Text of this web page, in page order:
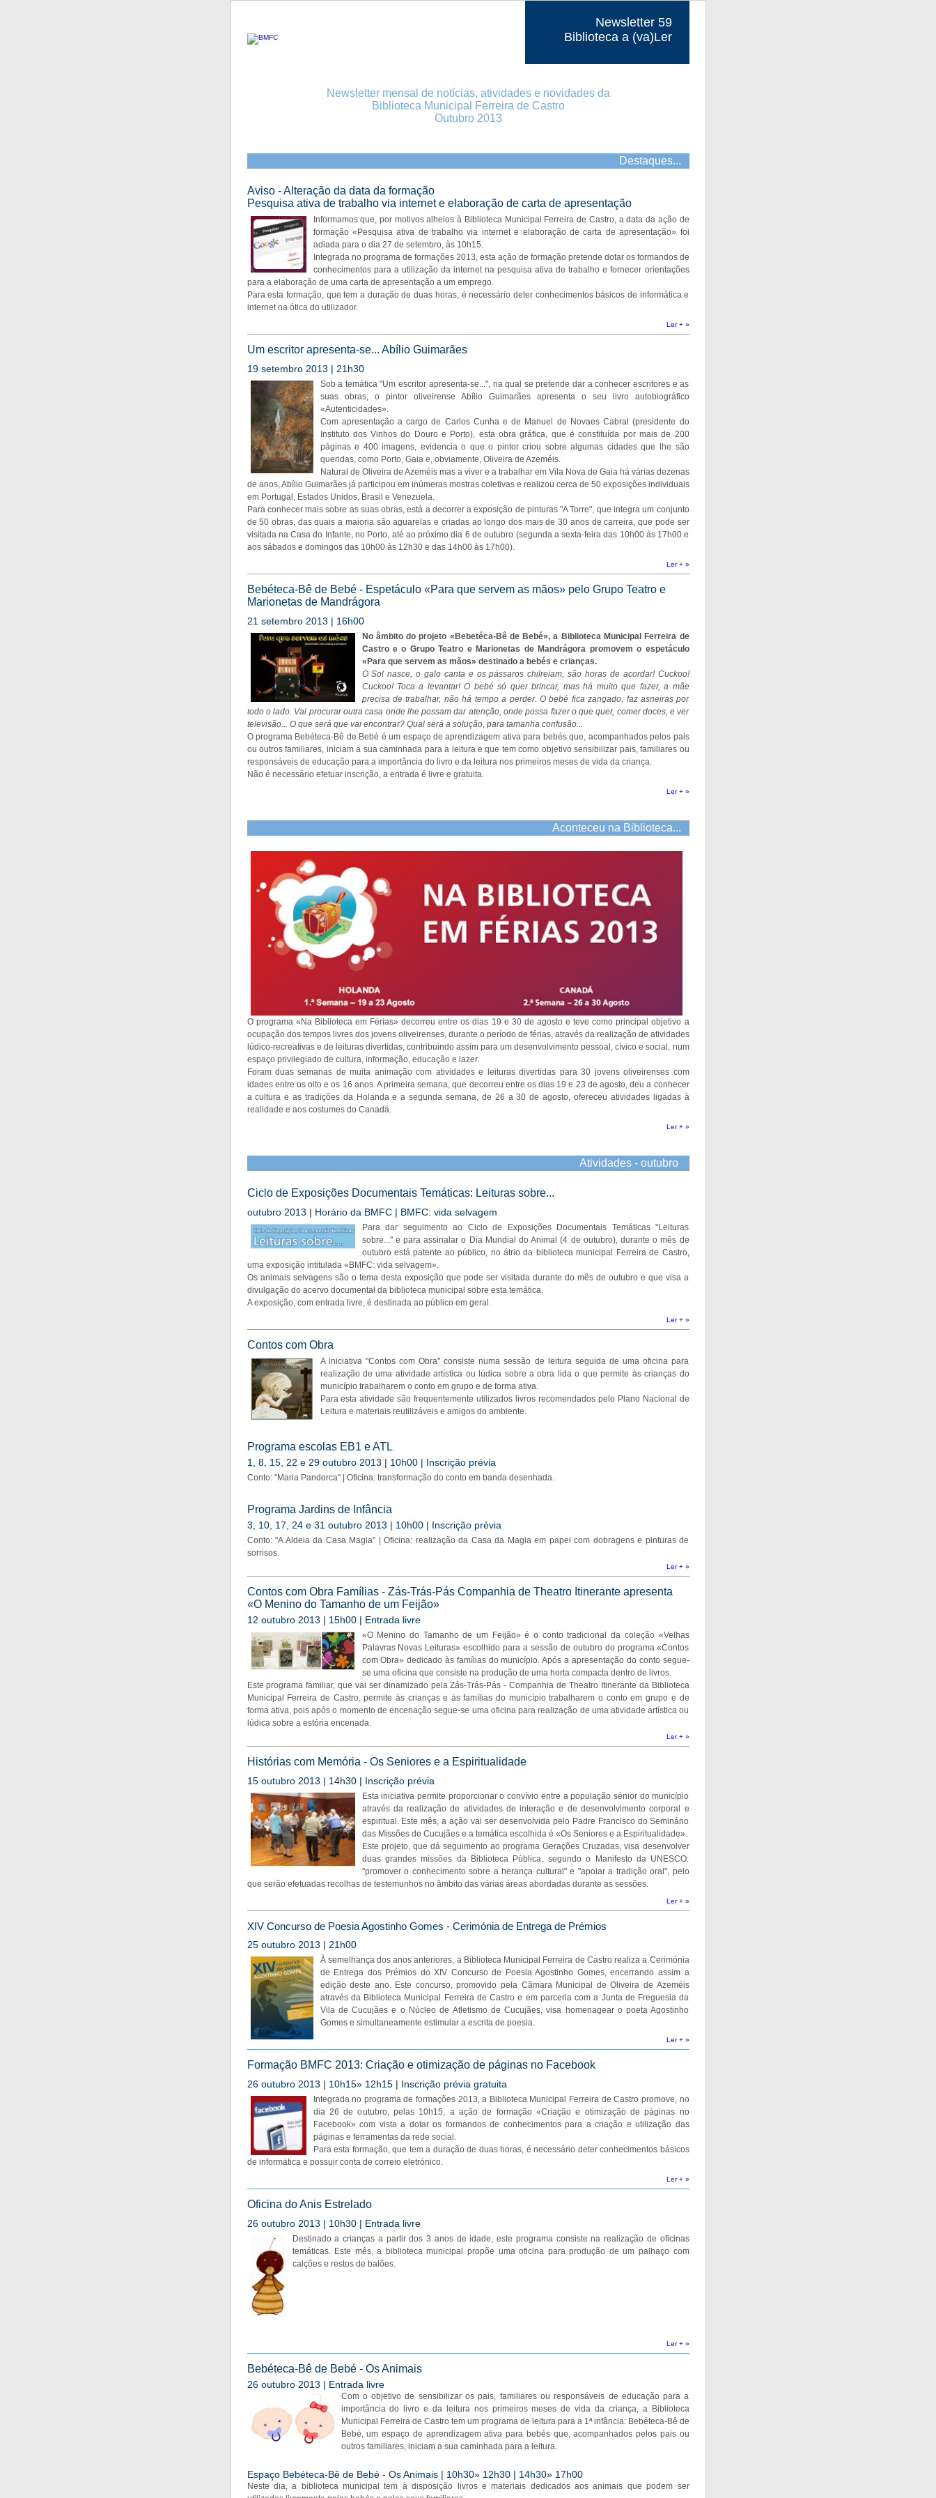
Newsletter 59
Biblioteca a (va)Ler
Newsletter mensal de notícias, atividades e novidades da
Biblioteca Municipal Ferreira de Castro
Outubro 2013
Destaques...
Aviso - Alteração da data da formação
Pesquisa ativa de trabalho via internet e elaboração de carta de apresentação
Informamos que, por motivos alheios à Biblioteca Municipal Ferreira de Castro, a data da ação de
formação «Pesquisa ativa de trabalho via internet e elaboração de carta de apresentação» foi
adiada para o dia 27 de setembro, às 10h15.
Integrada no programa de formações 2013, esta ação de formação pretende dotar os formandos de
conhecimentos para a utilização da internet na pesquisa ativa de trabalho e fornecer orientações
para a elaboração de uma carta de apresentação a um emprego.
Para esta formação, que tem a duração de duas horas, é necessário deter conhecimentos básicos de informática e
internet na ótica do utilizador.
Ler + »
Um escritor apresenta-se... Abílio Guimarães
19 setembro 2013 | 21h30
Sob a temática "Um escritor apresenta-se...", na qual se pretende dar a conhecer escritores e as
suas obras, o pintor oliveirense Abílio Guimarães apresenta o seu livro autobiográfico
«Autenticidades».
Com apresentação a cargo de Carlos Cunha e de Manuel de Novaes Cabral (presidente do
Instituto dos Vinhos do Douro e Porto), esta obra gráfica, que é constituída por mais de 200
páginas e 400 imagens, evidencia o que o pintor criou sobre algumas cidades que lhe são
queridas, como Porto, Gaia e, obviamente, Oliveira de Azeméis.
Natural de Oliveira de Azeméis mas a viver e a trabalhar em Vila Nova de Gaia há várias dezenas
de anos, Abílio Guimarães já participou em inúmeras mostras coletivas e realizou cerca de 50 exposições individuais
em Portugal, Estados Unidos, Brasil e Venezuela.
Para conhecer mais sobre as suas obras, está a decorrer a exposição de pinturas "A Torre", que integra um conjunto
de 50 obras, das quais a maioria são aguarelas e criadas ao longo dos mais de 30 anos de carreira, que pode ser
visitada na Casa do Infante, no Porto, até ao próximo dia 6 de outubro (segunda a sexta-feira das 10h00 às 17h00 e
aos sábados e domingos das 10h00 às 12h30 e das 14h00 às 17h00).
Ler + »
Bebéteca-Bê de Bebé - Espetáculo «Para que servem as mãos» pelo Grupo Teatro e
Marionetas de Mandrágora
21 setembro 2013 | 16h00
No âmbito do projeto «Bebetéca-Bê de Bebé», a Biblioteca Municipal Ferreira de
Castro e o Grupo Teatro e Marionetas de Mandrágora promovem o espetáculo
«Para que servem as mãos» destinado a bebés e crianças.
O Sol nasce, o galo canta e os pássaros chilreiam, são horas de acordar! Cuckoo!
Cuckoo! Toca a levantar! O bebé só quer brincar, mas há muito que fazer, a mãe
precisa de trabalhar, não há tempo a perder. O bebé fica zangado, faz asneiras por
todo o lado. Vai procurar outra casa onde lhe possam dar atenção, onde possa fazer o que quer, comer doces, e ver
televisão... O que será que vai encontrar? Qual será a solução, para tamanha confusão...
O programa Bebéteca-Bê de Bebé é um espaço de aprendizagem ativa para bebés que, acompanhados pelos pais
ou outros familiares, iniciam a sua caminhada para a leitura e que tem como objetivo sensibilizar pais, familiares ou
responsáveis de educação para a importância do livro e da leitura nos primeiros meses de vida da criança.
Não é necessário efetuar inscrição, a entrada é livre e gratuita.
Ler + »
Aconteceu na Biblioteca...
O programa «Na Biblioteca em Férias» decorreu entre os dias 19 e 30 de agosto e teve como principal objetivo a
ocupação dos tempos livres dos jovens oliveirenses, durante o período de férias, através da realização de atividades
lúdico-recreativas e de leituras divertidas, contribuindo assim para um desenvolvimento pessoal, cívico e social, num
espaço privilegiado de cultura, informação, educação e lazer.
Foram duas semanas de muita animação com atividades e leituras divertidas para 30 jovens oliveirenses com
idades entre os oito e os 16 anos. A primeira semana, que decorreu entre os dias 19 e 23 de agosto, deu a conhecer
a cultura e as tradições da Holanda e a segunda semana, de 26 a 30 de agosto, ofereceu atividades ligadas à
realidade e aos costumes do Canadá.
Ler + »
Atividades - outubro
Ciclo de Exposições Documentais Temáticas: Leituras sobre...
outubro 2013 | Horário da BMFC | BMFC: vida selvagem
Para dar seguimento ao Ciclo de Exposições Documentais Temáticas "Leituras
sobre..." e para assinalar o Dia Mundial do Animal (4 de outubro), durante o mês de
outubro está patente ao público, no átrio da biblioteca municipal Ferreira de Castro,
uma exposição intitulada «BMFC: vida selvagem».
Os animais selvagens são o tema desta exposição que pode ser visitada durante do mês de outubro e que visa a
divulgação do acervo documental da biblioteca municipal sobre esta temática.
A exposição, com entrada livre, é destinada ao público em geral.
Ler + »
Contos com Obra
A iniciativa "Contos com Obra" consiste numa sessão de leitura seguida de uma oficina para
realização de uma atividade artística ou lúdica sobre a obra lida o que permite às crianças do
município trabalharem o conto em grupo e de forma ativa.
Para esta atividade são frequentemente utilizados livros recomendados pelo Plano Nacional de
Leitura e materiais reutilizáveis e amigos do ambiente.
Programa escolas EB1 e ATL
1, 8, 15, 22 e 29 outubro 2013 | 10h00 | Inscrição prévia
Conto: "Maria Pandorca" | Oficina: transformação do conto em banda desenhada.
Programa Jardins de Infância
3, 10, 17, 24 e 31 outubro 2013 | 10h00 | Inscrição prévia
Conto: "A Aldeia da Casa Magia" | Oficina: realização da Casa da Magia em papel com dobragens e pinturas de
sorrisos.
Ler + »
Contos com Obra Famílias - Zás-Trás-Pás Companhia de Theatro Itinerante apresenta
«O Menino do Tamanho de um Feijão»
12 outubro 2013 | 15h00 | Entrada livre
«O Menino do Tamanho de um Feijão» é o conto tradicional da coleção «Velhas
Palavras Novas Leituras» escolhido para a sessão de outubro do programa «Contos
com Obra» dedicado às famílias do município. Após a apresentação do conto segue-
se uma oficina que consiste na produção de uma horta compacta dentro de livros.
Este programa familiar, que vai ser dinamizado pela Zás-Trás-Pás - Companhia de Theatro Itinerante da Biblioteca
Municipal Ferreira de Castro, permite às crianças e às famílias do município trabalharem o conto em grupo e de
forma ativa, pois após o momento de encenação segue-se uma oficina para realização de uma atividade artística ou
lúdica sobre a estória encenada.
Ler + »
Histórias com Memória - Os Seniores e a Espiritualidade
15 outubro 2013 | 14h30 | Inscrição prévia
Esta iniciativa permite proporcionar o convívio entre a população sénior do município
através da realização de atividades de interação e de desenvolvimento corporal e
espiritual. Este mês, a ação vai ser desenvolvida pelo Padre Francisco do Seminário
das Missões de Cucujães e a temática escolhida é «Os Seniores e a Espiritualidade».
Este projeto, que dá seguimento ao programa Gerações Cruzadas, visa desenvolver
duas grandes missões da Biblioteca Pública, segundo o Manifesto da UNESCO:
"promover o conhecimento sobre a herança cultural" e "apoiar a tradição oral", pelo
que serão efetuadas recolhas de testemunhos no âmbito das várias áreas abordadas durante as sessões.
Ler + »
XIV Concurso de Poesia Agostinho Gomes - Cerimónia de Entrega de Prémios
25 outubro 2013 | 21h00
À semelhança dos anos anteriores, a Biblioteca Municipal Ferreira de Castro realiza a Cerimónia
de Entrega dos Prémios do XIV Concurso de Poesia Agostinho Gomes, encerrando assim a
edição deste ano. Este concurso, promovido pela Câmara Municipal de Oliveira de Azeméis
através da Biblioteca Municipal Ferreira de Castro e em parceria com a Junta de Freguesia da
Vila de Cucujães e o Núcleo de Atletismo de Cucujães, visa homenagear o poeta Agostinho
Gomes e simultaneamente estimular a escrita de poesia.
Ler + »
Formação BMFC 2013: Criação e otimização de páginas no Facebook
26 outubro 2013 | 10h15» 12h15 | Inscrição prévia gratuita
Integrada no programa de formações 2013, a Biblioteca Municipal Ferreira de Castro promove, no
dia 26 de outubro, pelas 10h15, a ação de formação «Criação e otimização de páginas no
Facebook» com vista a dotar os formandos de conhecimentos para a criação e utilização das
páginas e ferramentas da rede social.
Para esta formação, que tem a duração de duas horas, é necessário deter conhecimentos básicos
de informática e possuir conta de correio eletrónico.
Ler + »
Oficina do Anis Estrelado
26 outubro 2013 | 10h30 | Entrada livre
Destinado a crianças a partir dos 3 anos de idade, este programa consiste na realização de oficinas
temáticas. Este mês, a biblioteca municipal propõe uma oficina para produção de um palhaço com
calções e restos de balões.
Ler + »
Bebéteca-Bê de Bebé - Os Animais
26 outubro 2013 | Entrada livre
Com o objetivo de sensibilizar os pais, familiares ou responsáveis de educação para a
importância do livro e da leitura nos primeiros meses de vida da criança, a Biblioteca
Municipal Ferreira de Castro tem um programa de leitura para a 1ª infância: Bebéteca-Bê de
Bebé, um espaço de aprendizagem ativa para bebés que, acompanhados pelos pais ou
outros familiares, iniciam a sua caminhada para a leitura.
Espaço Bebéteca-Bê de Bebé - Os Animais | 10h30» 12h30 | 14h30» 17h00
Neste dia, a biblioteca municipal tem à disposição livros e materiais dedicados aos animais que podem ser